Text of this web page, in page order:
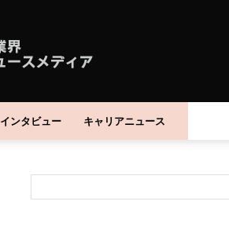
インタビュー キャリアニュース